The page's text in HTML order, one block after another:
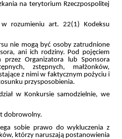
na terytorium Rzeczpospolitej
rozumieniu art. 22(1) Kodeksu
nie mogą być osoby zatrudnione
ani ich rodziny. Pod pojęciem
Organizatora lub Sponsora
zstępnych, małżonków,
z nimi w faktycznym pożyciu i
przysposobienia.
w Konkursie samodzielnie, we
dobrowolny.
sobie prawo do wykluczenia z
którzy naruszają postanowienia